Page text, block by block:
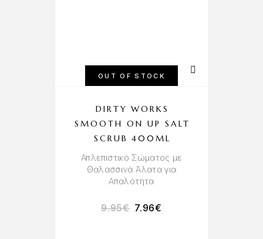
OUT OF STOCK
DIRTY WORKS
SMOOTH ON UP SALT
SCRUB 400ML
Απλεπιστικό Σώματος με
Θαλασσινά Άλατα για
Απαλότητα
9.95€ 7.96€